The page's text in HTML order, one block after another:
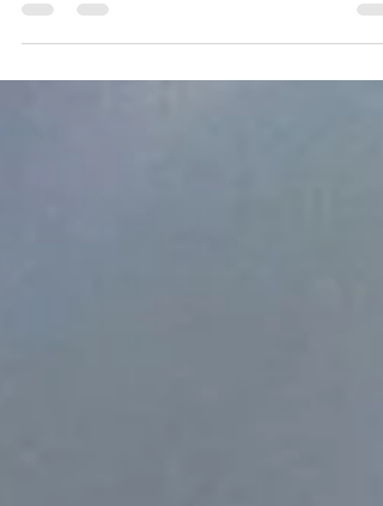
prontos para atender com profissionais...